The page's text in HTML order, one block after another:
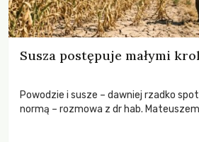
Susza postępuje małymi
Powodzie i susze – dawniej rzadko
normą – rozmowa z dr hab.